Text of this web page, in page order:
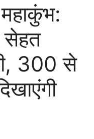
सेहत
300 से